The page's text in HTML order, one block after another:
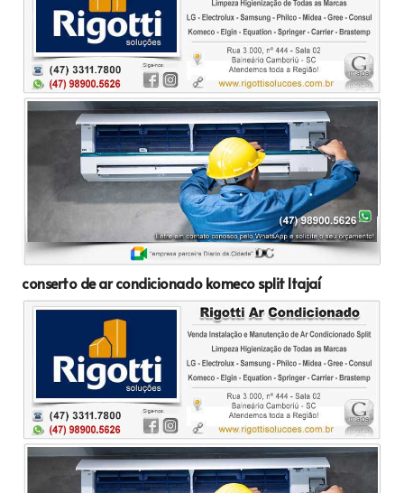
conserto de ar condicionado komeco split Itajaí